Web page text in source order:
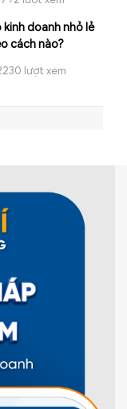
kinh doanh nhỏ lẻ
cách nào?
lượt xem